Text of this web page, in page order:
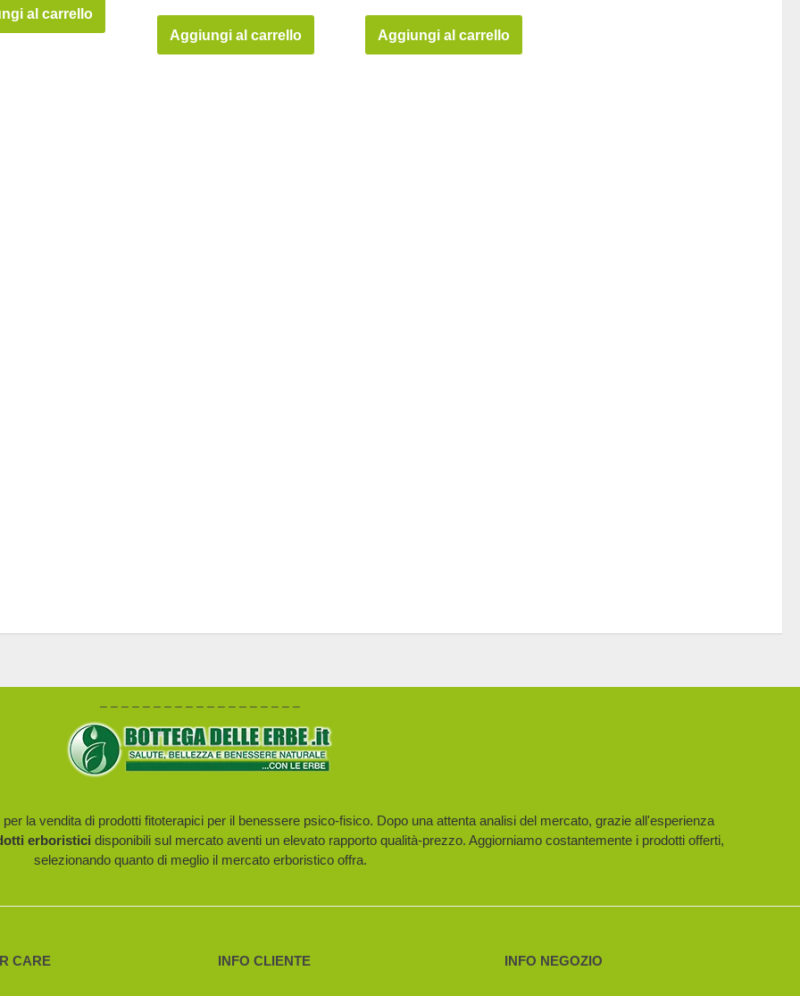
attuale
è:
al carrello
originale
era:
attuale
è:
Aggiungi al carrello
originale
era:
attuale
è:
Aggiungi al carrello
– – – – – – – – – – – – – – – – – – –
la vendita di prodotti fitoterapici per il benessere psico-fisico. Dopo una attenta analisi del mercato, grazie all'esperienza
erboristici disponibili sul mercato aventi un elevato rapporto qualità-prezzo. Aggiorniamo costantemente i prodotti offerti,
selezionando quanto di meglio il mercato erboristico offra.
CARE INFO CLIENTE INFO NEGOZIO